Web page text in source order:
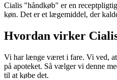
Cialis "håndkøb" er en
køn. Det er et lægemiddel, der
Hvordan virker
Vi har længe været i fare. Vi ved,
på apoteket. Så vælger vi denne
til at købe det.